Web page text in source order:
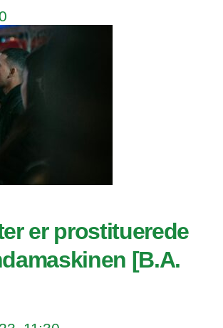
er prostituerede
[B.A.